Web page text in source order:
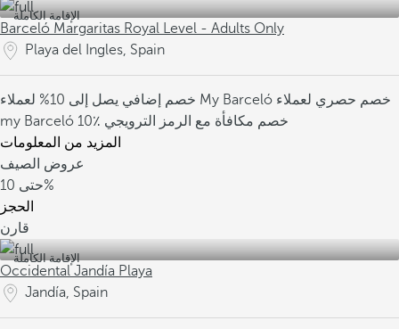
الإقامة الكاملة
Barceló Margaritas Royal Level - Adults Only
Playa del Ingles, Spain
خصم إضافي يصل إلى 10% لعملاء My Barceló خصم حصري لعملاء
my Barceló
10٪ خصم مكافأة مع الرمز الترويجي
المزيد من المعلومات
عروض الصيف
حتى10%
الحجز
قارن
الإقامة الكاملة
Occidental Jandía Playa
Jandía, Spain